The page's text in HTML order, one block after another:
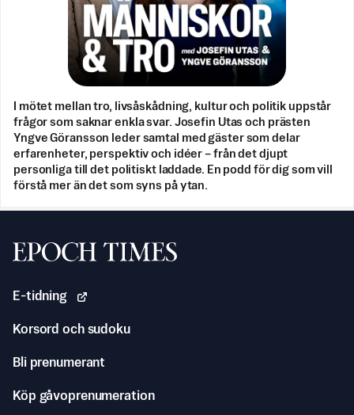
I mötet mellan tro, livsåskådning, kultur och politik uppstår
frågor som saknar enkla svar. Josefin Utas och prästen
Yngve Göransson leder samtal med gäster som delar
erfarenheter, perspektiv och idéer – från det djupt
personliga till det politiskt laddade. En podd för dig som vill
förstå mer än det som syns på ytan.
Svenska Epoch Times
E-tidning
Korsord och sudoku
Bli prenumerant
Köp gåvoprenumeration